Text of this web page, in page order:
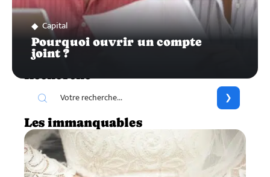
Capital
Pourquoi ouvrir un compte
joint ?
Recherche
Les immanquables